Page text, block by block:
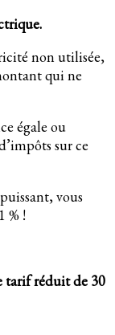
non utilisée,
qui ne
égale ou
sur ce
vous
% !
tarif réduit de 30